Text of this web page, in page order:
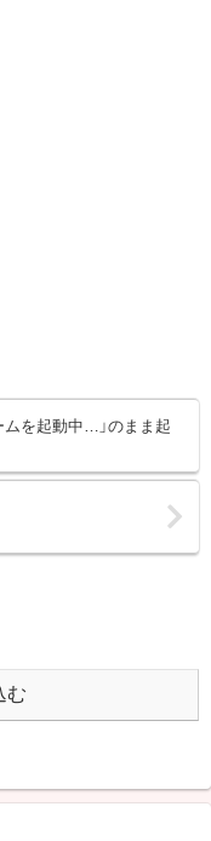
ムを起動中…」のまま起
む